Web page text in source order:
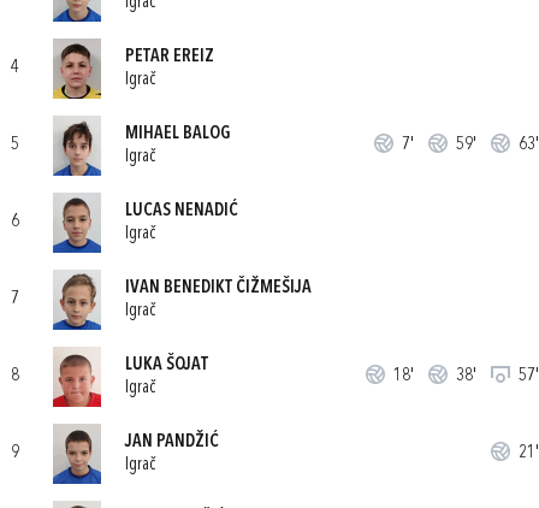
4
PETAR EREIZ
Igrač
5
MIHAEL BALOG
Igrač
7' 59' 63'
6
LUCAS NENADIĆ
Igrač
7
IVAN BENEDIKT ČIŽMEŠIJA
Igrač
8
LUKA ŠOJAT
Igrač
18' 38' 57'
9
JAN PANDŽIĆ
Igrač
21'